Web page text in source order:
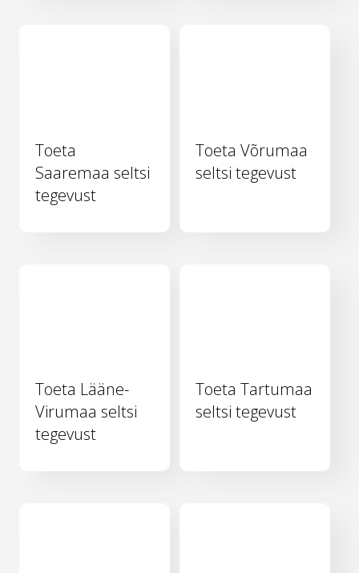
Toeta
Saaremaa seltsi
tegevust
Toeta Võrumaa
seltsi tegevust
Toeta Lääne-
Virumaa seltsi
tegevust
Toeta Tartumaa
seltsi tegevust